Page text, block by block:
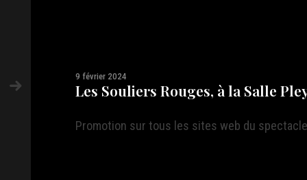
9 février 2024
Les Souliers Rouges, à la Salle
Promotion sur tous les sites web du